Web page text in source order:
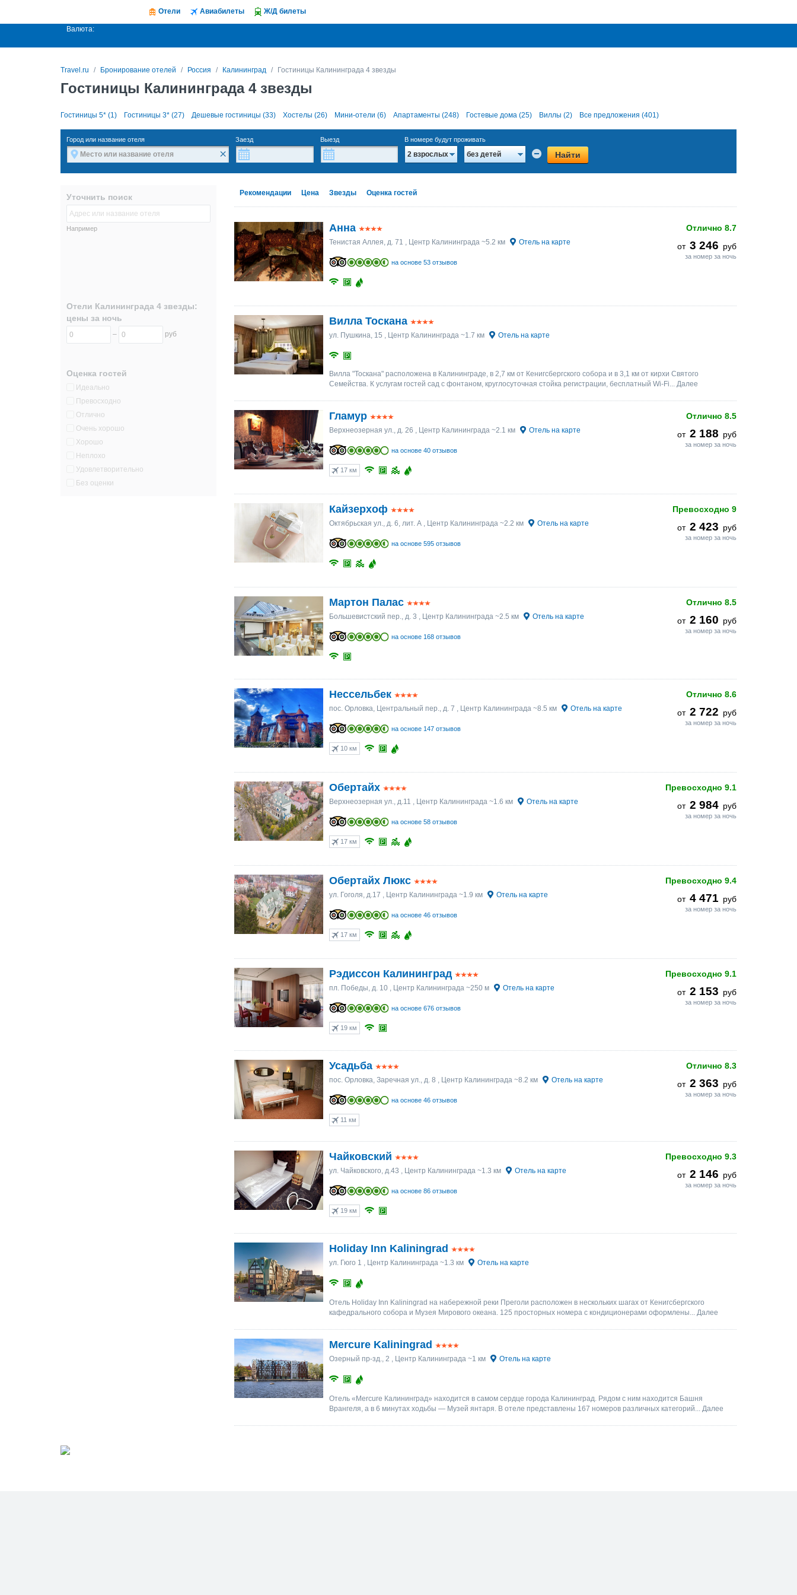
Отели Авиабилеты Ж/Д билеты
Валюта:
Travel.ru Бронирование отелей Россия Калининград Гостиницы Калининграда 4 звезды
Гостиницы Калининграда 4 звезды
Гостиницы 5* (1) Гостиницы 3* (27) Дешевые гостиницы (33) Хостелы (26) Мини-отели (6) Апартаменты (248) Гостевые дома (25) Виллы (2) Все предложения (401)
Город или название отеля
×
Заезд Выезд В номере будут проживать
2 взрослых без детей Найти
Уточнить поиск
Например
Отели Калининграда 4 звезды:
цены за ночь
– руб
Оценка гостей
Идеально
Превосходно
Отлично
Очень хорошо
Хорошо
Неплохо
Удовлетворительно
Без оценки
Рекомендации Цена Звезды Оценка гостей
Отлично 8.7
от 3 246 руб
за номер за ночь
Анна
Тенистая Аллея, д. 71 , Центр Калининграда ~5.2 км Отель на карте
на основе 53 отзывов
Вилла Тоскана
ул. Пушкина, 15 , Центр Калининграда ~1.7 км Отель на карте
Вилла "Тоскана" расположена в Калининграде, в 2,7 км от Кенигсбергского собора и в 3,1 км от кирхи Святого
Семейства. К услугам гостей сад с фонтаном, круглосуточная стойка регистрации, бесплатный Wi-Fi... Далее
Отлично 8.5
от 2 188 руб
за номер за ночь
Гламур
Верхнеозерная ул., д. 26 , Центр Калининграда ~2.1 км Отель на карте
на основе 40 отзывов
17 км
Превосходно 9
от 2 423 руб
за номер за ночь
Кайзерхоф
Октябрьская ул., д. 6, лит. А, Центр Калининграда ~2.2 км Отель на карте
на основе 595 отзывов
Отлично 8.5
от 2 160 руб
за номер за ночь
Мартон Палас
Большевистский пер., д. 3 , Центр Калининграда ~2.5 км Отель на карте
на основе 168 отзывов
Отлично 8.6
от 2 722 руб
за номер за ночь
Нессельбек
пос. Орловка, Центральный пер., д. 7 , Центр Калининграда ~8.5 км Отель на карте
на основе 147 отзывов
10 км
Превосходно 9.1
от 2 984 руб
за номер за ночь
Обертайх
Верхнеозерная ул., д.11 , Центр Калининграда ~1.6 км Отель на карте
на основе 58 отзывов
17 км
Превосходно 9.4
от 4 471 руб
за номер за ночь
Обертайх Люкс
ул. Гоголя, д.17 , Центр Калининграда ~1.9 км Отель на карте
на основе 46 отзывов
17 км
Превосходно 9.1
от 2 153 руб
за номер за ночь
Рэдиссон Калининград
пл. Победы, д. 10, Центр Калининграда ~250 м Отель на карте
на основе 676 отзывов
19 км
Отлично 8.3
от 2 363 руб
за номер за ночь
Усадьба
пос. Орловка, Заречная ул., д. 8 , Центр Калининграда ~8.2 км Отель на карте
на основе 46 отзывов
11 км
Превосходно 9.3
от 2 146 руб
за номер за ночь
Чайковский
ул. Чайковского, д.43 , Центр Калининграда ~1.3 км Отель на карте
на основе 86 отзывов
19 км
Holiday Inn Kaliningrad
ул. Гюго 1 , Центр Калининграда ~1.3 км Отель на карте
Отель Holiday Inn Kaliningrad на набережной реки Преголи расположен в нескольких шагах от Кенигсбергского
кафедрального собора и Музея Мирового океана. 125 просторных номера с кондиционерами оформлены... Далее
Mercure Kaliningrad
Озерный пр-зд., 2 , Центр Калининграда ~1 км Отель на карте
Отель «Mercure Калининград» находится в самом сердце города Калининград. Рядом с ним находится Башня
Врангеля, а в 6 минутах ходьбы — Музей янтаря. В отеле представлены 167 номеров различных категорий... Далее